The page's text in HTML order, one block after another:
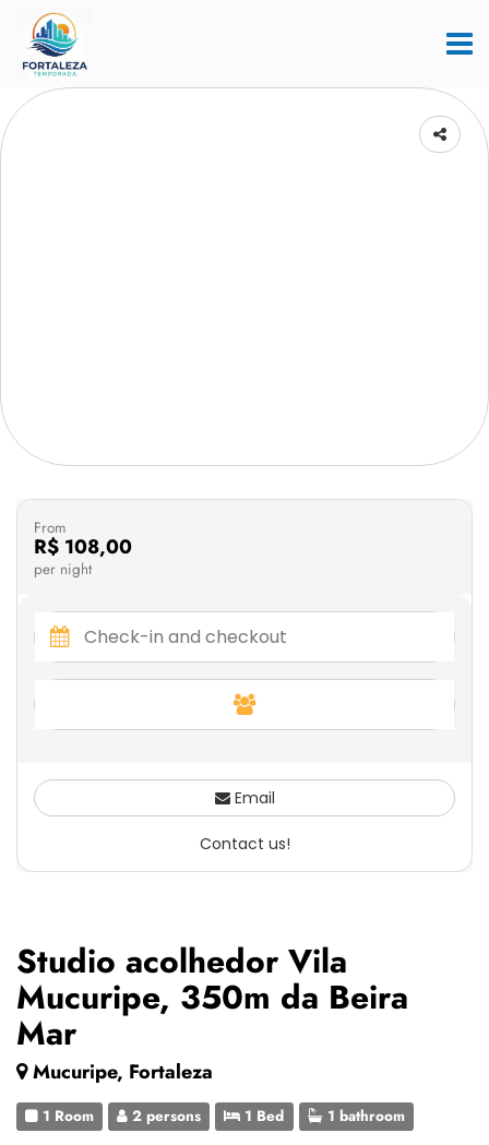
Studio acolhedor Vila
Mucuripe, 350m da Beira
Mar
Mucuripe, Fortaleza
1 Room 2 persons 1 Bed 1 bathroom
From
R$ 108,00
per night
Email
Contact us!